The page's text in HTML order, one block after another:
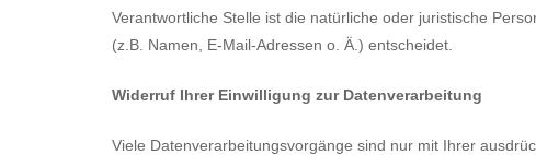
Verantwortliche Stelle ist die natürliche oder juristische
(z.B. Namen, E-Mail-Adressen o. Ä.) entscheidet.
Widerruf Ihrer Einwilligung zur Datenverarbeitung
Viele Datenverarbeitungsvorgänge sind nur mit Ihrer